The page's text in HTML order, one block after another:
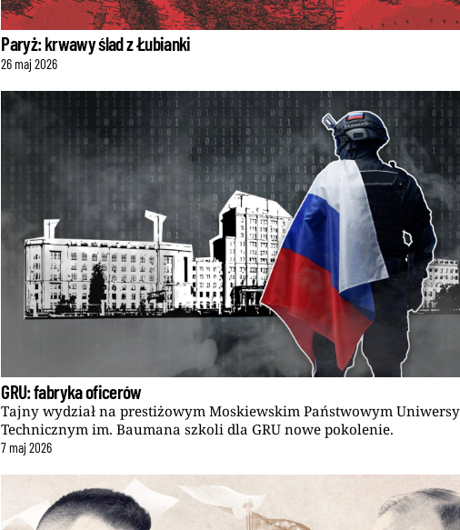
Paryż: krwawy ślad z Łubianki
26 maj2026
GRU: fabryka oficerów
Tajny wydział na prestiżowym Moskiewskim Państwowym
Technicznym im. Baumana szkoli dla GRU nowe pokolenie.
7 maj2026